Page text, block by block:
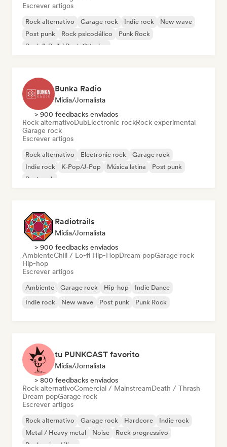
Escrever artigos
Rock alternativo Garage rock Indie rock
New wave
Post punk
Rock psicodélico
Punk Rock
Rock & Roll / Rock Clássico
Bunka Radio
Mídia/Jornalista
> 900 feedbacks enviados
Rock alternativoDubElectronic rockRock experimental
Garage rock
Escrever artigos
Rock alternativo Electronic rock
Garage rock
Indie rock
K-Pop/J-Pop Música latina
Post punk
Post rock
Radiotrails
Mídia/Jornalista
> 900 feedbacks enviados
AmbienteChill / Lo-fi Hip-HopDream popGarage rock
Hip-hop
Escrever artigos
Ambiente Garage rock Hip-hop
Indie Dance
Indie rock
New wave Post punk Punk Rock
tu PUNKCAST favorito
Mídia/Jornalista
> 800 feedbacks enviados
Rock alternativoComercial / MainstreamDeath / Thrash
Dream popGarage rock
Escrever artigos
Rock alternativo Garage rock Hardcore
Indie rock
Metal / Heavy metal
Noise
Rock progressivo
Rock psicodélico